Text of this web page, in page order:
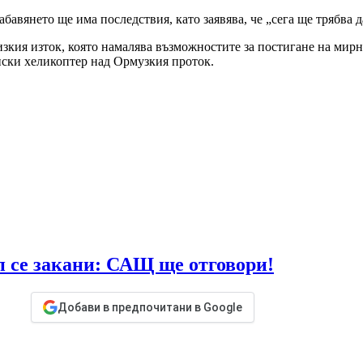
ще има последствия, като заявява, че „сега ще трябва
изток, която намалява възможностите за постигане на
хеликоптер над Ормузкия проток.
се закани: САЩ ще отговори!
Добави в предпочитани в Google